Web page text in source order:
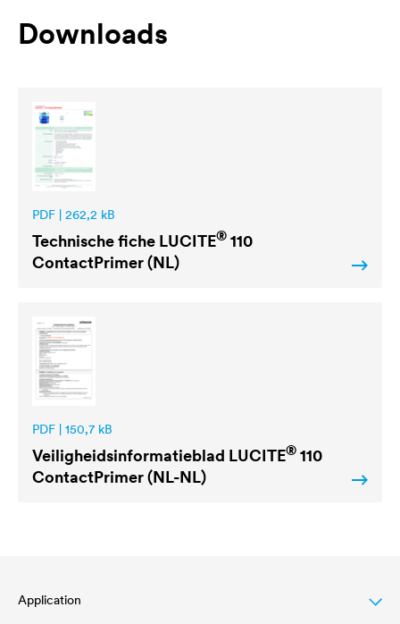
Downloads
PDF | 262,2 kB
Technische fiche LUCITE® 110
ContactPrimer (NL)
PDF | 150,7 kB
Veiligheidsinformatieblad LUCITE® 110
ContactPrimer (NL-NL)
Application